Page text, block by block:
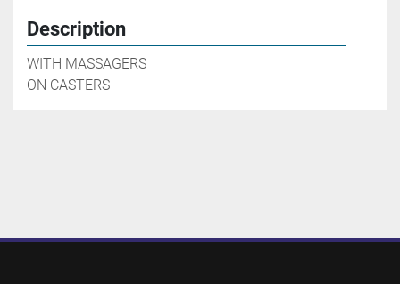
Description
WITH MASSAGERS
ON CASTERS